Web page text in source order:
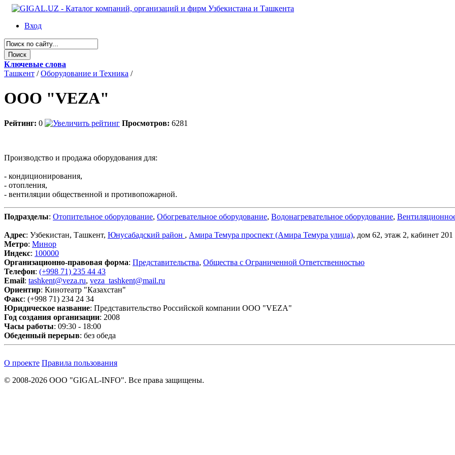
Вход
Ключевые слова
Ташкент / Оборудование и Техника /
ООО "VEZA"
Рейтинг: 0 Просмотров: 6281
Производство и продажа оборудования для:
- кондиционирования,
- отопления,
- вентиляции общественной и противопожарной.
Подразделы: Отопительное оборудование, Обогревательное оборудование, Водонагревательное оборудование,
Адрес: Узбекистан, Ташкент, Юнусабадский район , Амира Темура проспект (Амира Темура улица), дом 62, этаж 2, кабинет 201
Метро: Минор
Индекс: 100000
Организационно-правовая форма: Представительства, Общества с Ограниченной Ответственностью
Телефон: (+998 71) 235 44 43
Email: tashkent@veza.ru, veza_tashkent@mail.ru
Ориентир: Кинотеатр "Казахстан"
Факс: (+998 71) 234 24 34
Юридическое название: Представительство Российской компании ООО "VEZA"
Год создания организации: 2008
Часы работы: 09:30 - 18:00
Обеденный перерыв: без обеда
О проекте Правила пользования
© 2008-2026 ООО "GIGAL-INFO". Все права защищены.